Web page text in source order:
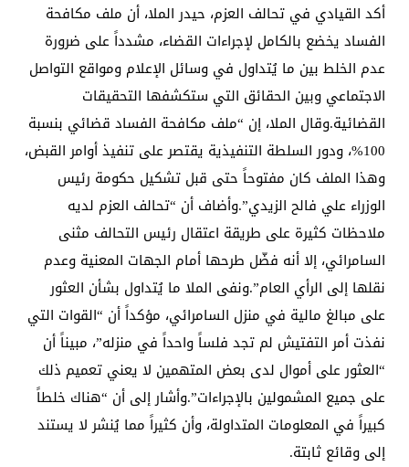
أكد القيادي في تحالف العزم، حيدر الملا، أن ملف مكافحة
الفساد يخضع بالكامل لإجراءات القضاء، مشدداً على ضرورة
عدم الخلط بين ما يُتداول في وسائل الإعلام ومواقع التواصل
الاجتماعي وبين الحقائق التي ستكشفها التحقيقات
القضائية.وقال الملا، إن “ملف مكافحة الفساد قضائي بنسبة
100%، ودور السلطة التنفيذية يقتصر على تنفيذ أوامر القبض،
وهذا الملف كان مفتوحاً حتى قبل تشكيل حكومة رئيس
الوزراء علي فالح الزيدي”.وأضاف أن “تحالف العزم لديه
ملاحظات كثيرة على طريقة اعتقال رئيس التحالف مثنى
السامرائي، إلا أنه فضّل طرحها أمام الجهات المعنية وعدم
نقلها إلى الرأي العام”.ونفى الملا ما يُتداول بشأن العثور
على مبالغ مالية في منزل السامرائي، مؤكداً أن “القوات التي
نفذت أمر التفتيش لم تجد فلساً واحداً في منزله”، مبيناً أن
“العثور على أموال لدى بعض المتهمين لا يعني تعميم ذلك
على جميع المشمولين بالإجراءات”.وأشار إلى أن “هناك خلطاً
كبيراً في المعلومات المتداولة، وأن كثيراً مما يُنشر لا يستند
إلى وقائع ثابتة.